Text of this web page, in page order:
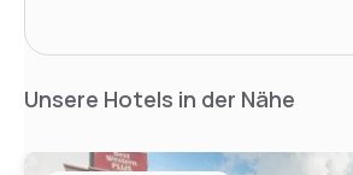
Unsere Hotels in der Nähe